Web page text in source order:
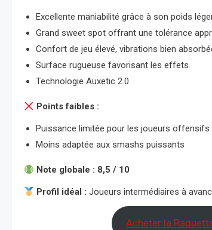
Excellente maniabilité grâce à son poids
Grand sweet spot offrant une tolérance
Confort de jeu élevé, vibrations bien
Surface rugueuse favorisant les effets
Technologie Auxetic 2.0
Points faibles :
Puissance limitée pour les joueurs offensifs
Moins adaptée aux smashs puissants
Note globale : 8,5 / 10
Profil idéal : Joueurs intermédiaires à
Acheter la